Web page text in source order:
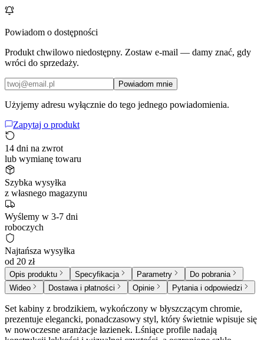
Powiadom o dostępności
Produkt chwilowo niedostępny. Zostaw e-mail — damy znać, gdy
wróci do sprzedaży.
Powiadom mnie
Użyjemy adresu wyłącznie do tego jednego powiadomienia.
Zapytaj o produkt
14 dni na zwrot
lub wymianę towaru
Szybka wysyłka
z własnego magazynu
Wyślemy w 3-7 dni
roboczych
Najtańsza wysyłka
od 20 zł
Opis produktu Specyfikacja Parametry
Do pobrania
Wideo
Dostawa i płatności Opinie Pytania i odpowiedzi
Set kabiny z brodzikiem, wykończony w błyszczącym chromie,
prezentuje elegancki, ponadczasowy styl, który świetnie wpisuje się
w nowoczesne aranżacje łazienek. Lśniące profile nadają